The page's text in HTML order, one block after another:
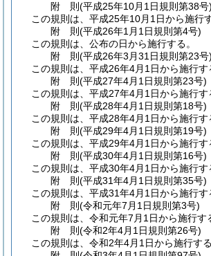
附 則(平成25年10月1日規則第38号)
この規則は、平成25年10月1日から施行す
附 則(平成26年1月1日規則第4号)
この規則は、公布の日から施行する。
附 則(平成26年3月31日規則第23号)
この規則は、平成26年4月1日から施行す
附 則(平成27年4月1日規則第23号)
この規則は、平成27年4月1日から施行す
附 則(平成28年4月1日規則第18号)
この規則は、平成28年4月1日から施行す
附 則(平成29年4月1日規則第19号)
この規則は、平成29年4月1日から施行す
附 則(平成30年4月1日規則第16号)
この規則は、平成30年4月1日から施行す
附 則(平成31年4月1日規則第35号)
この規則は、平成31年4月1日から施行す
附 則(令和元年7月1日規則第3号)
この規則は、令和元年7月1日から施行す
附 則(令和2年4月1日規則第26号)
この規則は、令和2年4月1日から施行する